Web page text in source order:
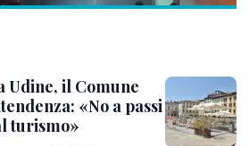
Udine, il Comune
«No a passi
turismo»